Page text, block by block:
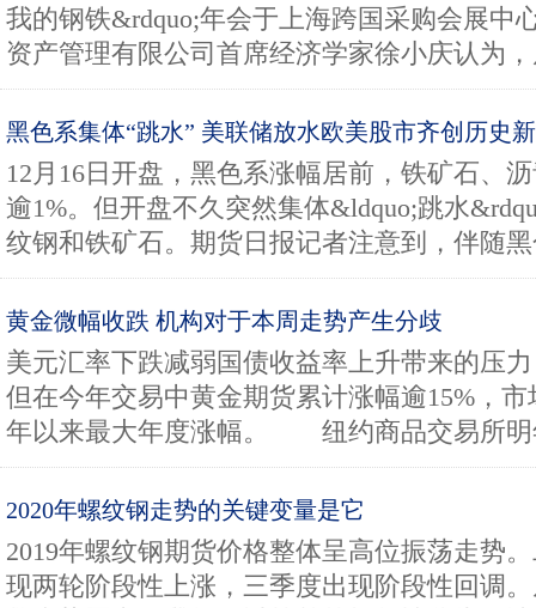
我的钢铁&rdquo;年会于上海跨国采购会展中
资产管理有限公司首席经济学家徐小庆认为
黑色系集体“跳水” 美联储放水欧美股市齐创历史
12月16日开盘，黑色系涨幅居前，铁矿石、
逾1%。但开盘不久突然集体&ldquo;跳水
纹钢和铁矿石。期货日报记者注意到，伴随
黄金微幅收跌 机构对于本周走势产生分歧
美元汇率下跌减弱国债收益率上升带来的压
但在今年交易中黄金期货累计涨幅逾15%，
年以来最大年度涨幅。 纽约商品交易所明
2020年螺纹钢走势的关键变量是它
2019年螺纹钢期货价格整体呈高位振荡走势
现两轮阶段性上涨，三季度出现阶段性回调